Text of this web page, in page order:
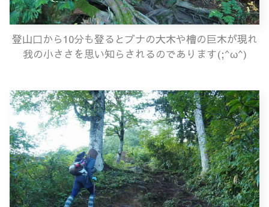
登山口から10分も登るとブナの大木や檜の巨木が現れ
我の小ささを思い知らされるのであります(;^ω^)